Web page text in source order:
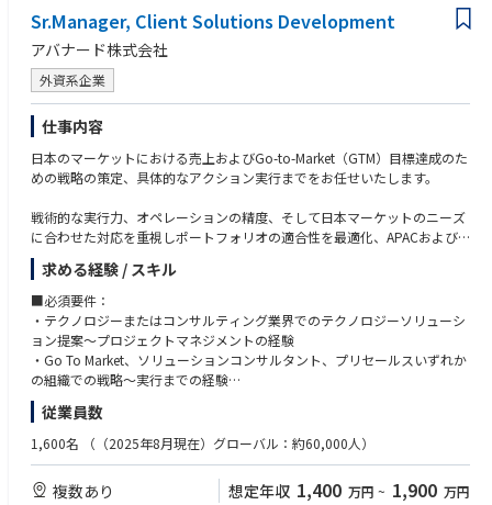
能です。
①スペシャリスト
特定の技術領域（クラウド、生成AI、アーキテクチャなど）で高い専門性
を発揮し、プロダクト開発（PD）や社内のコア技術を牽引します。
②デリバリ/プレイングマネージャー
・大規模プロジェクトにおいて、マネジメントに専任しチームをデリバリ
ーします。
・中〜大規模プロジェクトにおいて、開発とマネジメントをバランスよく
兼任しながら、柔軟性の高いチームをデリバリーします。
※上記の経験を経て、さらに柔軟かつスケールの大きなキャリアを描くこ
とが可能です。
③エバンジェリスト
・社内だけでなく、社外の技術コミュニティや業界内でも高い影響力・知
④シニアマネージャー
・複数案件を全体統括し、プロジェクト全体の収益性（P&L）の責任や、
次なる投資（新規事業や大規模案件）の獲得までを含めた、ビジネスプロ
デュースを担います。
laC/CI：
・Terraform,CloudFormation,Ansible
・GitHubActions,AWSCodePipeline,AzureDevOps,Jenkins
AIツール：
・MSCopilotStudio,M365Copilot,ChatBot(ChatGPTライク)
・GitHubCopilot,★Devin,★v0
AIロボティクス：
データベース：
・各種RDS,NoSQL,★NewSQL,VectorDB,★GraphDB
監視/評価/セキュリティ：
・★Langfuse,★RAGAS,★RAGChecker,★mlFlow,★Datadog,Snyk
※1 ★印以外：D.Nodeに組織としてノウハウがあるもの
※2 2025年12月時点
◆キャリアについて
D.Nodeでは、メンバーの志向性や強みに応じてキャリアを描くことが可
能です。
特定の技術領域（クラウド、生成AI、アーキテクチャなど）で高い専門性
データ基盤/活用：
・AWS Redshift / Athena,Glue,Kinesis Data Analytics,EMR,Kinesis + SNS/S
QS,Glue Studio etc
・Azure Synapse Analytics,Data Factory,Synapse Pipelines,HDInsight,Eve
nt Hubs,Data Factory etc
・Google Cloud BigQuery,Pub/Sub,★Dataplex,Dataflow etc
・Databricks,Snowflake
・Power Automate /Power Apps,UiPath,Blueprism,AutomationAnywher
e
・Dify,Gemini Enterprise,MS Copilot Studio
EMTech：
・★量子コンピュータ,★Physical AI - Robotics,★Web4
プログラミング言語/FW：
・Python,Java,TypeScript,Node.js
・Flask,FastAPI,SpringBoot,React,Next.js,Vue.js,Nuxt.js
・LangChain/LangGraph,MLflow
・★MicrosoftAgentFramework,★SemanticKernel,AutoGen
・★MCP,★MCPPythonSDK,★FastMCP,★ROS2
・★A2A,★AP2
的なプレゼンテーションの実施）
②ハイトランザクション・ミッションクリティカルなシステム設計：
・大規模かつ大量のデータ処理が走る環境において、リアルタイム性、信
頼性、拡張性（スケーラビリティ）、保守性に優れた最適なシステムアー
キテクチャのデザイン
・AWS / Azure / Google Cloud などの特性を見極めたマルチクラウド/ハ
イブリッドクラウドのグランドデザイン
③クラウド運用の最適化・ガバナンス策定
・クラウド移行後を見据えた、運用コスト（FinOps）の適正化、およびエ
案件事例：※本求人だけではなくD.Nodeでの過去案件を一部記載させて
いただきます※
・自動車業界クライアント向け：複数システムのデータを一元的に連携す
るクラウドサービス基盤の設計
・自動車業界クライアント向け：車両から発信される情報を集約、管理、
活用するグローバル基盤構築
・自動車業界クライアント向け：車両から発信されるデータの蓄積と再利
用のためのDB基盤構築
・電気通信事業クライアント向け：デジタルマーケティングシステムにお
けるAPIリアルタイム連携構築
・電気ガス事業クライアント向け：生成AIアプリケーション（RAG/AIエー
ジェント）のプロトタイプ、本番開発におけるRAGチューニング・評価な
ど対応
-技術を統括しメンバーを率いるリーダーシップ力をお持ちなこと
Sr.Manager, Client Solutions Development
アバナード株式会社
外資系企業
仕事内容
日本のマーケットにおける売上およびGo-to-Market（GTM）目標達成のた
めの戦略の策定、具体的なアクション実行までをお任せいたします。
戦術的な実行力、オペレーションの精度、そして日本マーケットのニーズ
に合わせた対応を重視しポートフォリオの適合性を最適化、APACおよび
グローバルパートナーとの関係を強化するとともに、GTMキャンペーンの
円滑な実行を担っていただきます。
■主な業務内容
・Go-to-Market戦略と実行
各ソリューションエンジニア・クロスファンクショナルチームのリーダー
シップと連携し、GTM戦略を策定・実行
・ポートフォリオ管理
GTMアセットのライフサイクルを管理し、市場インサイトを活用して提供
内容を最適化
顧客のニーズを確保しながら日本マーケットのポートフォリオ戦略を支援
する
求める経験 / スキル
■必須要件：
・テクノロジーまたはコンサルティング業界でのテクノロジーソリューシ
ョン提案～プロジェクトマネジメントの経験
・Go To Market、ソリューションコンサルタント、プリセールスいずれか
の組織での戦略～実行までの経験
・データドリブンを活用したパフォーマンス改善・最適化の経験
※ターゲット：ミッドマーケット（売上500億円～4000億円以上企業/主
にプライム市場）
せる能力
従業員数
1,600名 （（2025年8月現在）グローバル：約60,000人）
複数あり 想定年収 1,400 万円 ~ 1,900 万円